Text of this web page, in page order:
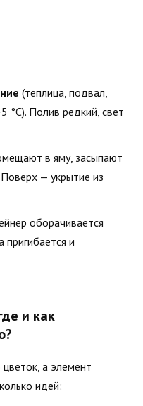
(теплица, подвал,
°C). Полив редкий, свет
в яму, засыпают
— укрытие из
оборачивается
и
и как
а элемент
идей: